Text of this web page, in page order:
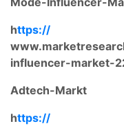
https://
influencer-market-
Adtech-Markt
https://